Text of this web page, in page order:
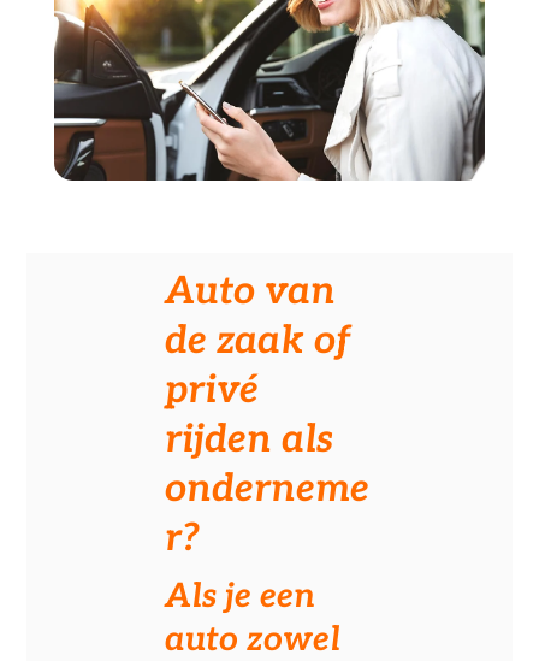
Auto van
de zaak of
privé
rijden als
onderneme
r?
Als je een
auto zowel